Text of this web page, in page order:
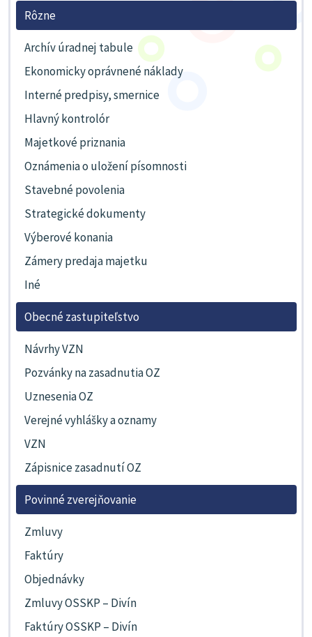
Rôzne
Archív úradnej tabule
Ekonomicky oprávnené náklady
Interné predpisy, smernice
Hlavný kontrolór
Majetkové priznania
Oznámenia o uložení písomnosti
Stavebné povolenia
Strategické dokumenty
Výberové konania
Zámery predaja majetku
Iné
Obecné zastupiteľstvo
Návrhy VZN
Pozvánky na zasadnutia OZ
Uznesenia OZ
Verejné vyhlášky a oznamy
VZN
Zápisnice zasadnutí OZ
Povinné zverejňovanie
Zmluvy
Faktúry
Objednávky
Zmluvy OSSKP – Divín
Faktúry OSSKP – Divín